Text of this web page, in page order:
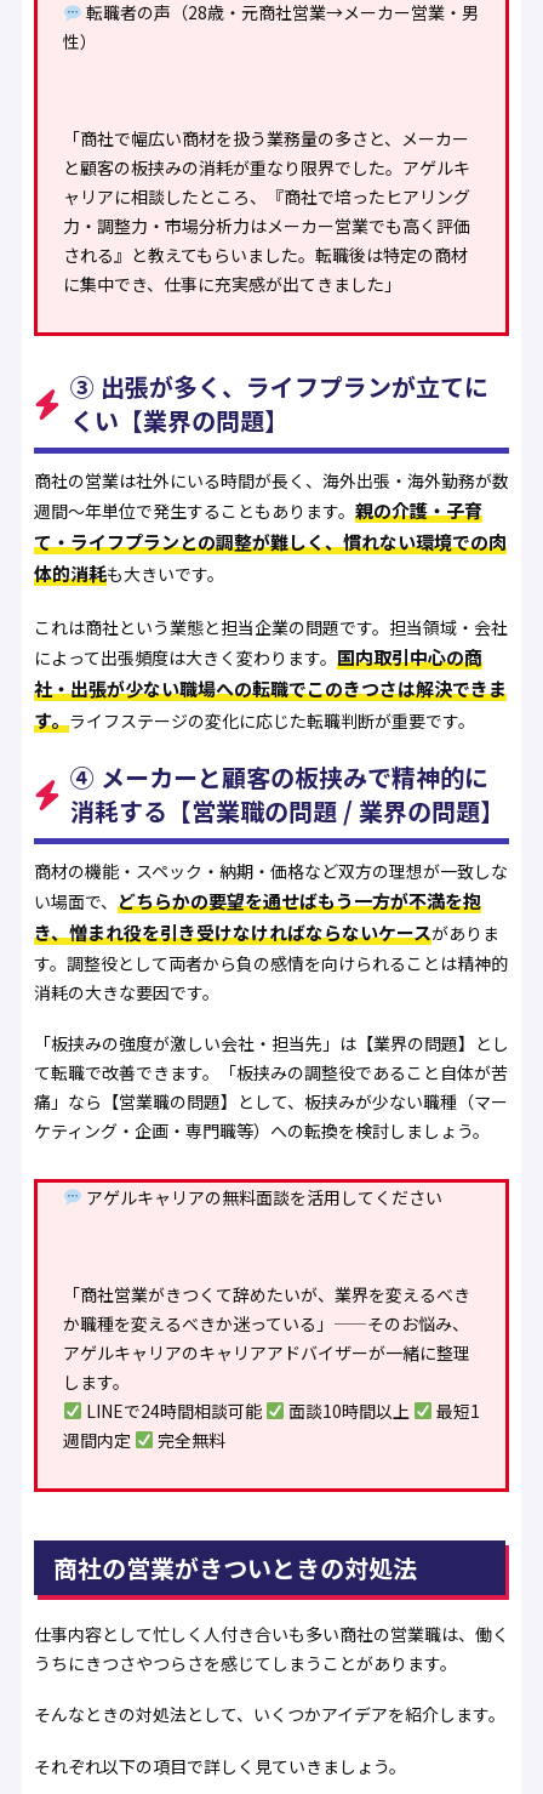
転職者の声（28歳・元商社営業→メーカー営業・男
性）
「商社で幅広い商材を扱う業務量の多さと、メーカー
と顧客の板挟みの消耗が重なり限界でした。アゲルキ
ャリアに相談したところ、『商社で培ったヒアリング
力・調整力・市場分析力はメーカー営業でも高く評価
される』と教えてもらいました。転職後は特定の商材
に集中でき、仕事に充実感が出てきました」
③ 出張が多く、ライフプランが立てに
くい【業界の問題】
商社の営業は社外にいる時間が長く、海外出張・海外勤務が数
週間〜年単位で発生することもあります。 親の介護・子育
て・ライフプランとの調整が難しく、慣れない環境での肉
体的消耗も大きいです。
これは商社という業態と担当企業の問題です。担当領域・会社
によって出張頻度は大きく変わります。 国内取引中心の商
社・出張が少ない職場への転職でこのきつさは解決できま
す。ライフステージの変化に応じた転職判断が重要です。
④ メーカーと顧客の板挟みで精神的に
消耗する【営業職の問題 / 業界の問題】
商材の機能・スペック・納期・価格など双方の理想が一致しな
い場面で、 どちらかの要望を通せばもう一方が不満を抱
き、憎まれ役を引き受けなければならないケースがありま
す。調整役として両者から負の感情を向けられることは精神的
消耗の大きな要因です。
「板挟みの強度が激しい会社・担当先」は【業界の問題】とし
て転職で改善できます。「板挟みの調整役であること自体が苦
痛」なら【営業職の問題】として、板挟みが少ない職種（マー
ケティング・企画・専門職等）への転換を検討しましょう。
アゲルキャリアの無料面談を活用してください
「商社営業がきつくて辞めたいが、業界を変えるべき
か職種を変えるべきか迷っている」——そのお悩み、
アゲルキャリアのキャリアアドバイザーが一緒に整理
します。
LINEで24時間相談可能
面談10時間以上
最短1
週間内定
完全無料
商社の営業がきついときの対処法
仕事内容として忙しく人付き合いも多い商社の営業職は、働く
うちにきつさやつらさを感じてしまうことがあります。
そんなときの対処法として、いくつかアイデアを紹介します。
それぞれ以下の項目で詳しく見ていきましょう。